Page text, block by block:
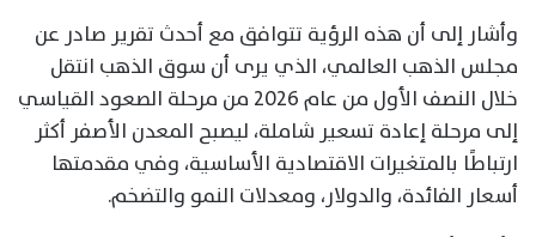
وأشار إلى أن هذه الرؤية تتوافق مع أحدث تقرير صادر عن
مجلس الذهب العالمي، الذي يرى أن سوق الذهب انتقل
خلال النصف الأول من عام 2026 من مرحلة الصعود القياسي
إلى مرحلة إعادة تسعير شاملة، ليصبح المعدن الأصفر أكثر
ارتباطًا بالمتغيرات الاقتصادية الأساسية، وفي مقدمتها
أسعار الفائدة، والدولار، ومعدلات النمو والتضخم.